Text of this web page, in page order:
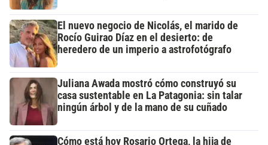
El nuevo negocio de Nicolás, el marido de
Rocío Guirao Díaz en el desierto: de
heredero de un imperio a astrofotógrafo
Juliana Awada mostró cómo construyó su
casa sustentable en La Patagonia: sin talar
ningún árbol y de la mano de su cuñado
Cómo está hoy Rosario Ortega, la hija de